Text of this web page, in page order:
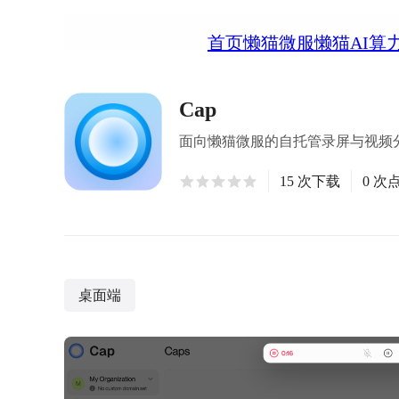
首页懒猫微服懒猫AI算
Cap
面向懒猫微服的自托管录屏与视
15 次下载 0 次
桌面端